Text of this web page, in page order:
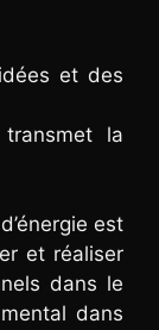
et des
la
est
et réaliser
dans le
dans